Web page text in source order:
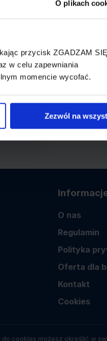
O plikach
przycisk ZGADZAM
w celu zapewniania
momencie wycofać.
Zezwól na
O nas
Regulamin
Polityka
Oferta dla
Kontakt
Cookies
cookies możesz określić w